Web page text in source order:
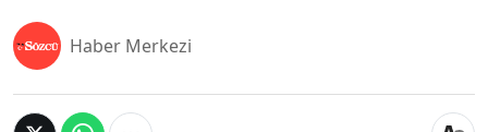
Haber Merkezi